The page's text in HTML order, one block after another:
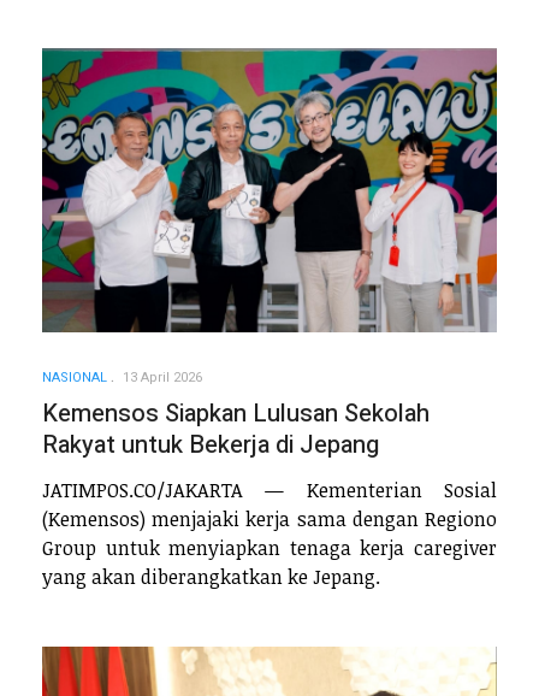
NASIONAL 13 April 2026
Kemensos Siapkan Lulusan Sekolah
Rakyat untuk Bekerja di Jepang
JATIMPOS.CO/JAKARTA — Kementerian Sosial
(Kemensos) menjajaki kerja sama dengan Regiono
Group untuk menyiapkan tenaga kerja caregiver
yang akan diberangkatkan ke Jepang.